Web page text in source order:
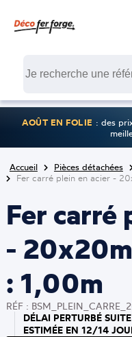
AOÛT EN FOLIE : des
Accueil Pièces détachées
Fer carré plein en acier -
Fer carré
-
: 1,00m
RÉF :
DÉLAI PERTURBÉ
ESTIMÉE EN 12/14